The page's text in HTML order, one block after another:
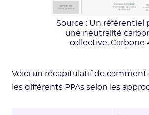
Source : Un référentiel
une neutralité
collective, Carbone
Voici un récapitulatif de comment
les différents PPAs selon les